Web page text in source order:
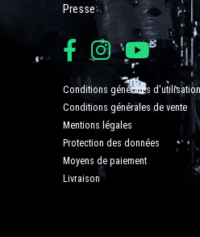
Presse
Conditions générales d'utilisation
Conditions générales de vente
Mentions légales
Protection des données
Moyens de paiement
Livraison